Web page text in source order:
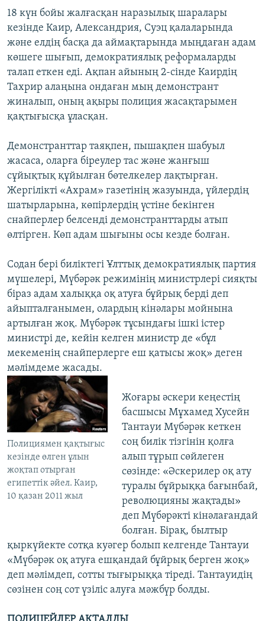
18 күн бойы жалғасқан наразылық шаралары
кезінде Каир, Александрия, Суэц қалаларында
және елдің басқа да аймақтарында мыңдаған адам
көшеге шығып, демократиялық реформаларды
талап еткен еді. Ақпан айының 2-сінде Каирдің
Тахрир алаңына ондаған мың демонстрант
жиналып, оның ақыры полиция жасақтарымен
қақтығысқа ұласқан.
Демонстранттар таяқпен, пышақпен шабуыл
жасаса, оларға біреулер тас және жанғыш
сұйықтық құйылған бөтелкелер лақтырған.
Жергілікті «Ахрам» газетінің жазуында, үйлердің
шатырларына, көпірлердің үстіне бекінген
снайперлер белсенді демонстранттарды атып
өлтірген. Көп адам шығыны осы кезде болған.
Содан бері биліктегі Ұлттық демократиялық партия
мүшелері, Мүбәрәк режимінің министрлері сияқты
біраз адам халыққа оқ атуға бұйрық берді деп
айыпталғанымен, олардың кінәлары мойнына
артылған жоқ. Мүбәрәк тұсындағы ішкі істер
министрі де, кейін келген министр де «бұл
мекеменің снайперлерге еш қатысы жоқ» деген
мәлімдеме жасады.
Полициямен қақтығыс
кезінде өлген ұлын
жоқтап отырған
египеттік әйел. Каир,
10 қазан 2011 жыл
Жоғары әскери кеңестің
басшысы Мұхамед Хусейн
Тантауи Мүбәрәк кеткен
соң билік тізгінін қолға
алып тұрып сөйлеген
сөзінде: «Әскерилер оқ ату
туралы бұйрыққа бағынбай,
революцияны жақтады»
деп Мүбәрәкті кінәлағандай
болған. Бірақ, былтыр
қыркүйекте сотқа куәгер болып келгенде Тантауи
«Мүбәрәк оқ атуға ешқандай бұйрық берген жоқ»
деп мәлімдеп, сотты тығырыққа тіреді. Тантауидің
сөзінен соң сот үзіліс алуға мәжбүр болды.